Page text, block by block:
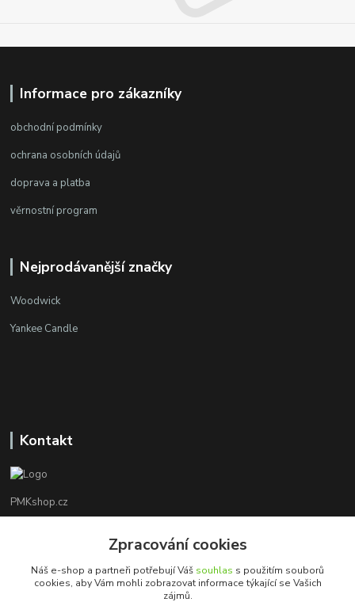
Informace pro zákazníky
obchodní podmínky
ochrana osobních údajů
doprava a platba
věrnostní program
Nejprodávanější značky
Woodwick
Yankee Candle
Kontakt
PMKshop.cz
+420 728 830 042
info@pmkshop.cz
Zpracování cookies
Náš e-shop a partneři potřebují Váš souhlas s použitím souborů
cookies, aby Vám mohli zobrazovat informace týkající se Vašich
zájmů.